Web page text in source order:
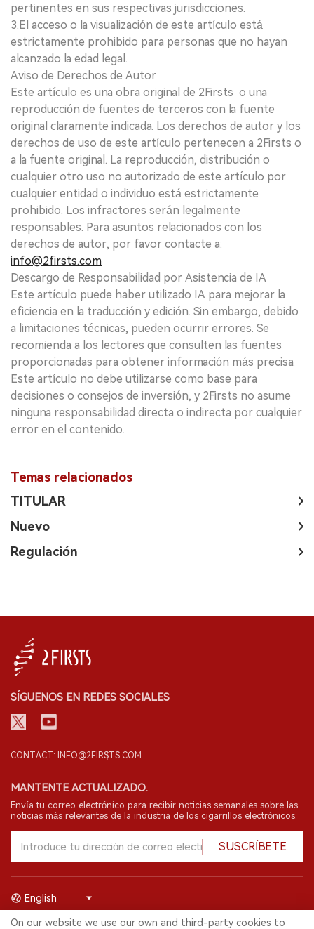
pertinentes en sus respectivas jurisdicciones.
3.El acceso o la visualización de este artículo está
estrictamente prohibido para personas que no hayan
alcanzado la edad legal.
Aviso de Derechos de Autor
Este artículo es una obra original de 2Firsts o una
reproducción de fuentes de terceros con la fuente
original claramente indicada. Los derechos de autor y los
derechos de uso de este artículo pertenecen a 2Firsts o
a la fuente original. La reproducción, distribución o
cualquier otro uso no autorizado de este artículo por
cualquier entidad o individuo está estrictamente
prohibido. Los infractores serán legalmente
responsables. Para asuntos relacionados con los
derechos de autor, por favor contacte a:
info@2firsts.com
Descargo de Responsabilidad por Asistencia de IA
Este artículo puede haber utilizado IA para mejorar la
eficiencia en la traducción y edición. Sin embargo, debido
a limitaciones técnicas, pueden ocurrir errores. Se
recomienda a los lectores que consulten las fuentes
proporcionadas para obtener información más precisa.
Este artículo no debe utilizarse como base para
decisiones o consejos de inversión, y 2Firsts no asume
ninguna responsabilidad directa o indirecta por cualquier
error en el contenido.
Temas relacionados
TITULAR
Nuevo
Regulación
SÍGUENOS EN REDES SOCIALES
CONTACT: INFO@2FIRSTS.COM
MANTENTE ACTUALIZADO.
Envía tu correo electrónico para recibir noticias semanales sobre las
noticias más relevantes de la industria de los cigarrillos electrónicos.
SUSCRÍBETE
© 2026 Shenzhen 2FIRSTS Technology Co.,Ltd. Todos los derechos
English
On our website we use our own and third-party cookies to